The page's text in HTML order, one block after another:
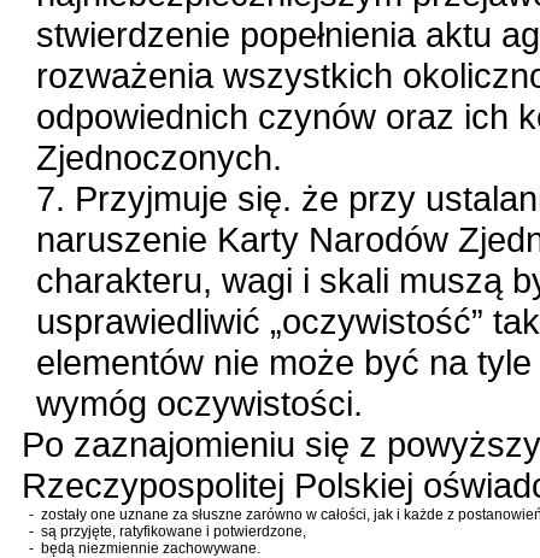
stwierdzenie popełnienia aktu
rozważenia wszystkich
odpowiednich czynów oraz ich
Zjednoczonych.
7. Przyjmuje się. że przy
naruszenie Karty Narodów
charakteru, wagi i skali muszą
usprawiedliwić „oczywistość”
elementów nie może być na
wymóg oczywistości.
Po zaznajomieniu się z
Rzeczypospolitej Polskiej
- zostały one uznane za słuszne zarówno w całości, jak i każde z
- są przyjęte, ratyfikowane i potwierdzone,
- będą niezmiennie zachowywane.